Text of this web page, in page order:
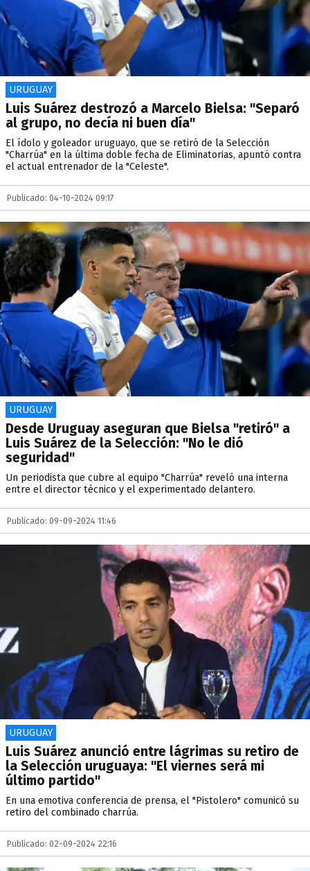
URUGUAY
Luis Suárez destrozó a Marcelo Bielsa: "Separó
al grupo, no decía ni buen día"
El ídolo y goleador uruguayo, que se retiró de la Selección
"Charrúa" en la última doble fecha de Eliminatorias, apuntó contra
el actual entrenador de la "Celeste".
Publicado: 04-10-2024 09:17
URUGUAY
Desde Uruguay aseguran que Bielsa "retiró" a
Luis Suárez de la Selección: "No le dió
seguridad"
Un periodista que cubre al equipo "Charrúa" reveló una interna
entre el director técnico y el experimentado delantero.
Publicado: 09-09-2024 11:46
URUGUAY
Luis Suárez anunció entre lágrimas su retiro de
la Selección uruguaya: "El viernes será mi
último partido"
En una emotiva conferencia de prensa, el "Pistolero" comunicó su
retiro del combinado charrúa.
Publicado: 02-09-2024 22:16